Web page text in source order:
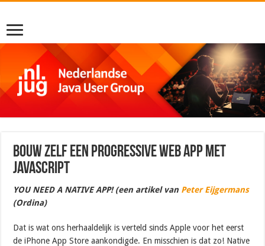
Bouw zelf een Progressive Web App met
JavaScript
YOU NEED A NATIVE APP! (een artikel van Peter Eijgermans
(Ordina)
Dat is wat ons herhaaldelijk is verteld sinds Apple voor het eerst
de iPhone App Store aankondigde. En misschien is dat zo! Native